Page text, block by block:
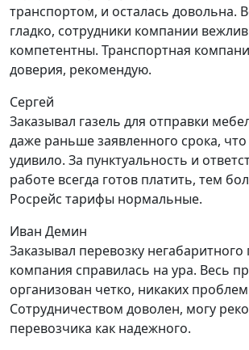
транспортом, и осталась довольна.
гладко, сотрудники компании
компетентны. Транспортная
доверия, рекомендую.
Сергей
Заказывал газель для отправки
даже раньше заявленного срока,
удивило. За пунктуальность и
работе всегда готов платить, тем
Росрейс тарифы нормальные.
Иван Демин
Заказывал перевозку негабаритного
компания справилась на ура. Весь
организован четко, никаких
Сотрудничеством доволен, могу
перевозчика как надежного.